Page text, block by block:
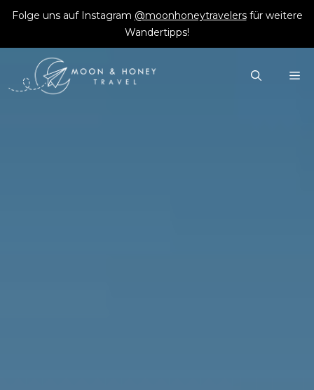
Zum
springen
Folge uns auf Instagram @moonhoneytravelersfür weitere
Wandertipps!